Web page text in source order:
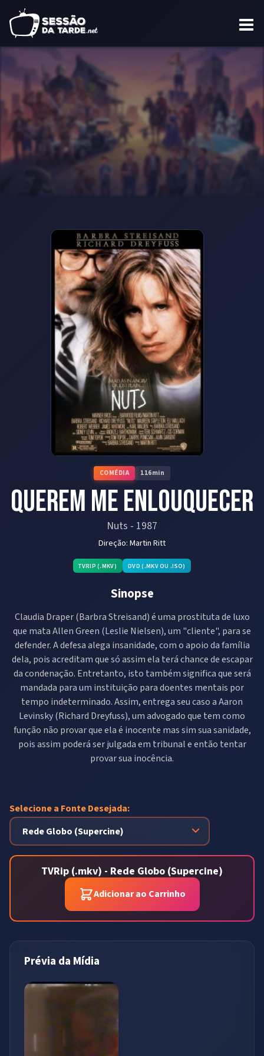
COMÉDIA 116min
Querem Me Enlouquecer
Nuts - 1987
Direção:Martin Ritt
TVRIP (.MKV) DVD (.MKV OU .ISO)
Sinopse
Claudia Draper (Barbra Streisand) é uma prostituta de luxo
que mata Allen Green (Leslie Nielsen), um "cliente", para se
defender. A defesa alega insanidade, com o apoio da família
dela, pois acreditam que só assim ela terá chance de escapar
da condenação. Entretanto, isto também significa que será
mandada para um instituição para doentes mentais por
tempo indeterminado. Assim, entrega seu caso a Aaron
Levinsky (Richard Dreyfuss), um advogado que tem como
função não provar que ela é inocente mas sim sua sanidade,
pois assim poderá ser julgada em tribunal e então tentar
provar sua inocência.
Selecione a Fonte Desejada:
TVRip (.mkv) - Rede Globo (Supercine)
Adicionar ao Carrinho
Prévia da Mídia